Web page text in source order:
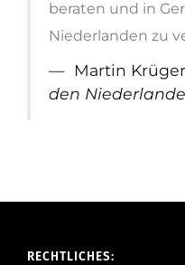
beraten und in
Niederlanden zu
Martin
den
RECHTLICHES: